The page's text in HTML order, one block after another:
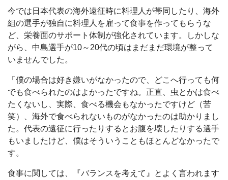
今では日本代表の海外遠征時に料理人が帯同したり、海外
組の選手が独自に料理人を雇って食事を作ってもらうな
ど、栄養面のサポート体制が強化されています。しかしな
がら、中島選手が10～20代の頃はまだまだ環境が整って
いませんでした。
「僕の場合は好き嫌いがなかったので、どこへ行っても何
でも食べられたのはよかったですね。正直、虫とかは食べ
たくないし、実際、食べる機会もなかったですけど（苦
笑）、海外で食べられないものがなかったのは助かりまし
た。代表の遠征に行ったりするとお腹を壊したりする選手
もいましたけど、僕はそういうこともほとんどなかったで
す。
食事に関しては、『バランスを考えて』とよく言われます